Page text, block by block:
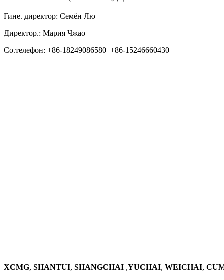
Гине. директор: Семён Лю
Директор.: Мария Чжао
Со.телефон: +86-18249086580 +86-15246660430
XCMG, SHANTUI, SHANGCHAI ,YUCHAI, WEICHAI,